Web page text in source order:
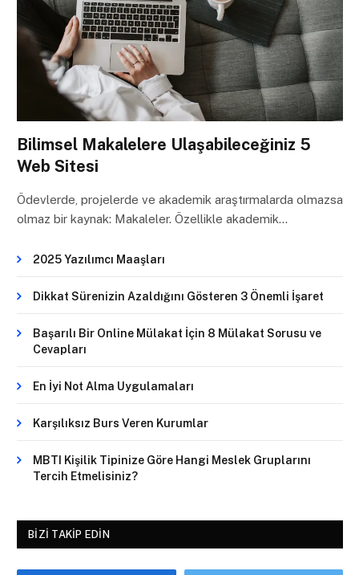
Bilimsel Makalelere Ulaşabileceğiniz 5
Web Sitesi
Ödevlerde, projelerde ve akademik araştırmalarda olmazsa
olmaz bir kaynak: Makaleler. Özellikle akademik…
2025 Yazılımcı Maaşları
Dikkat Sürenizin Azaldığını Gösteren 3 Önemli İşaret
Başarılı Bir Online Mülakat İçin 8 Mülakat Sorusu ve
Cevapları
En İyi Not Alma Uygulamaları
Karşılıksız Burs Veren Kurumlar
MBTI Kişilik Tipinize Göre Hangi Meslek Gruplarını
Tercih Etmelisiniz?
BIZI TAKIP EDIN